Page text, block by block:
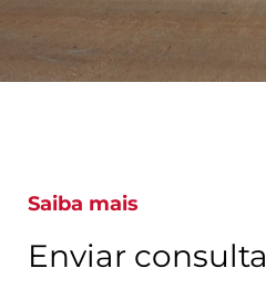
Saiba mais
Enviar consulta